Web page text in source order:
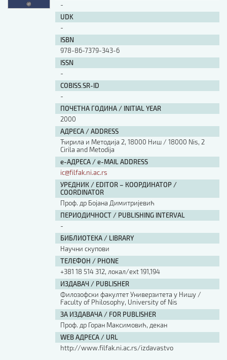
-
UDK
-
ISBN
978-86-7379-343-6
ISSN
-
COBISS.SR-ID
-
ПОЧЕТНА ГОДИНА / INITIAL YEAR
2000
АДРЕСА / ADDRESS
Ћирила и Методија 2, 18000 Ниш / 18000 Nis, 2
Cirila and Metodija
е-АДРЕСА / e-MAIL ADDRESS
ic@filfak.ni.ac.rs
УРЕДНИК / EDITOR – КООРДИНАТОР /
COORDINATOR
Проф. др Бојана Димитријевић
ПЕРИОДИЧНОСТ / PUBLISHING INTERVAL
-
БИБЛИОТЕКА / LIBRARY
Научни скупови
ТЕЛЕФОН / PHONE
+381 18 514 312, локал/ext 191,194
ИЗДАВАЧ / PUBLISHER
Филозофски факултет Универзитета у Нишу /
Faculty of Philosophy, University of Nis
ЗА ИЗДАВАЧА / FOR PUBLISHER
Проф. др Горан Максимовић, декан
WEB АДРЕСА / URL
http://www.filfak.ni.ac.rs/izdavastvo